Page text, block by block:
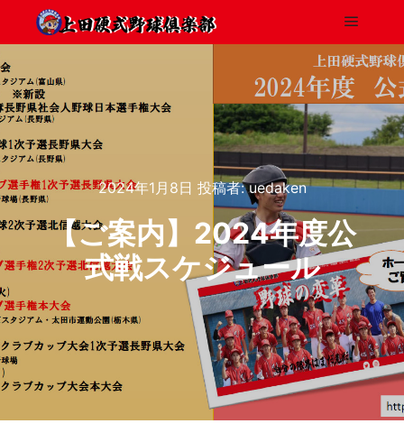
2024年1月8日 投稿者:uedaken
【ご案内】2024年度公
式戦スケジュール